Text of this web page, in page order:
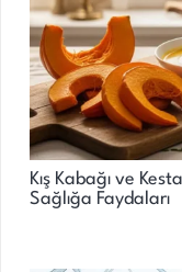
Kış Kabağı ve
Sağlığa Faydaları